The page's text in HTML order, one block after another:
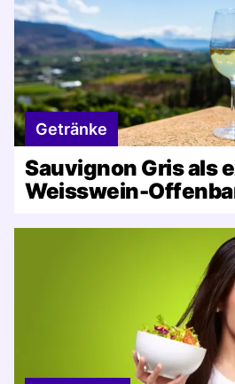
Getränke
Sauvignon Gris als
Weisswein-